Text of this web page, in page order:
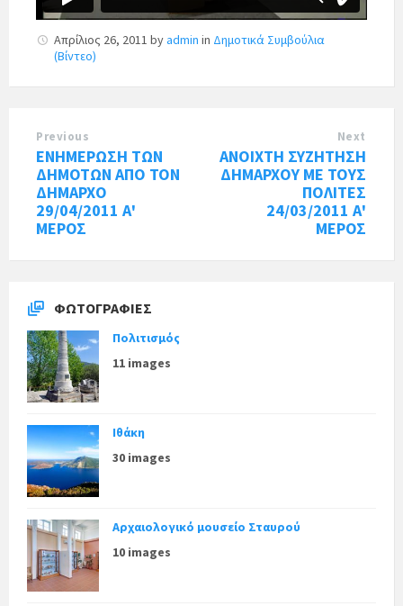
Απρίλιος 26, 2011 byadmin in Δημοτικά Συμβούλια
(Βίντεο)
Previous
ΕΝΗΜΕΡΩΣΗ ΤΩΝ
ΔΗΜΟΤΩΝ ΑΠΟ ΤΟΝ
ΔΗΜΑΡΧΟ
29/04/2011 Α'
ΜΕΡΟΣ
Next
ΑΝΟΙΧΤΗ ΣΥΖΗΤΗΣΗ
ΔΗΜΑΡΧΟΥ ΜΕ ΤΟΥΣ
ΠΟΛΙΤΕΣ
24/03/2011 Α'
ΜΕΡΟΣ
ΦΩΤΟΓΡΑΦΊΕΣ
Πολιτισμός
11 images
Ιθάκη
30 images
Αρχαιολογικό μουσείο Σταυρού
10 images